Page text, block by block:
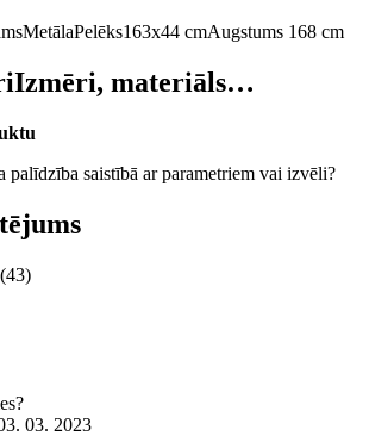
MetālaPelēks163x44 cmAugstums 168 cm
Izmēri, materiāls…
palīdzība saistībā ar parametriem vai izvēli?
(43)
03. 2023